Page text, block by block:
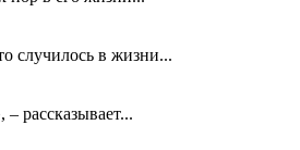
случилось в жизни...
рассказывает...